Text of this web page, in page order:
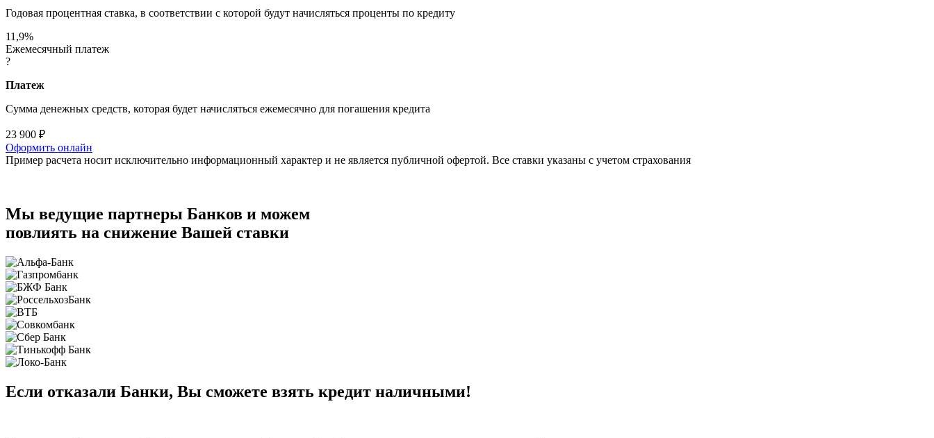
Годовая процентная ставка, в соответствии с которой будут начисляться проценты по кредиту
11,9%
Ежемесячный платеж
?
Платеж
Сумма денежных средств, которая будет начисляться ежемесячно для погашения кредита
23 900 ₽
Оформить онлайн
Пример расчета носит исключительно информационный характер и не является публичной офертой. Все ставки указаны с учетом страхования
Мы ведущие партнеры Банков и можем
повлиять на снижение Вашей ставки
Если отказали Банки, Вы сможете взять кредит наличными!